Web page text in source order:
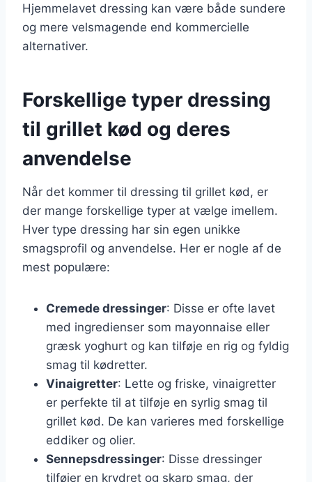
Hjemmelavet dressing kan være både sundere
og mere velsmagende end kommercielle
alternativer.
Forskellige typer dressing
til grillet kød og deres
anvendelse
Når det kommer til dressing til grillet kød, er
der mange forskellige typer at vælge imellem.
Hver type dressing har sin egen unikke
smagsprofil og anvendelse. Her er nogle af de
mest populære:
Cremede dressinger: Disse er ofte lavet
med ingredienser som mayonnaise eller
græsk yoghurt og kan tilføje en rig og fyldig
smag til kødretter.
Vinaigretter: Lette og friske, vinaigretter
er perfekte til at tilføje en syrlig smag til
grillet kød. De kan varieres med forskellige
eddiker og olier.
Sennepsdressinger: Disse dressinger
tilføjer en krydret og skarp smag, der